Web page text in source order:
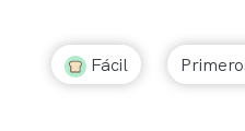
Fácil